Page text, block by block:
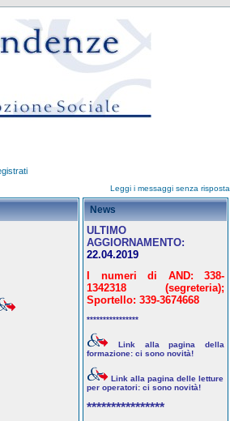
Leggi i messaggi senza risposta
News
ULTIMO
AGGIORNAMENTO:
22.04.2019
I numeri di AND: 338-
1342318 (segreteria);
Sportello: 339-3674668
****************
Link alla pagina della
formazione: ci sono novità!
Link alla pagina delle letture
per operatori: ci sono novità!
****************